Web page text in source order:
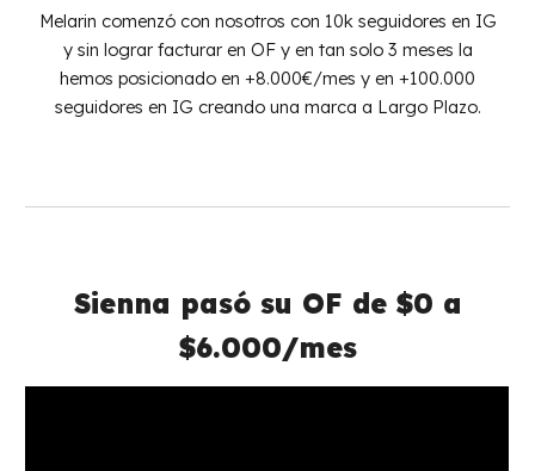
Melarin comenzó con nosotros con 10k seguidores en IG
y sin lograr facturar en OF y en tan solo 3 meses la
hemos posicionado en +8.000€/mes y en +100.000
seguidores en IG creando una marca a Largo Plazo.
Sienna pasó su OF de $0 a
$6.000/mes